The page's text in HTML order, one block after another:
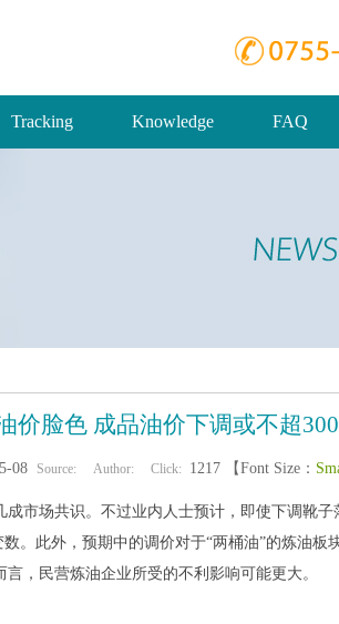
Tracking Knowledge FAQ
价脸色 成品油价下调或不超
08 Source: Author: Click: 1217 【Font Size：
场共识。不过业内人士预计，即使下调靴子
。此外，预期中的调价对于“两桶油”的炼油
，民营炼油企业所受的不利影响可能更大。